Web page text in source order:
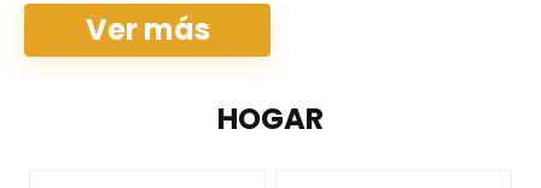
Ver más
HOGAR